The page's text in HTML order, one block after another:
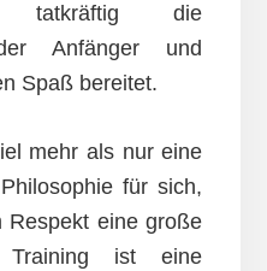
tatkräftig die
Anfänger und
Spaß bereitet.
mehr als nur eine
für sich,
Respekt eine große
ist eine